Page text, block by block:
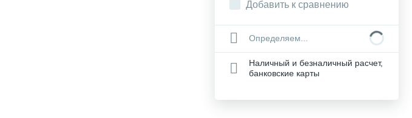
Добавить к сравнению
Определяем...
Наличный и безналичный расчет,
банковские карты